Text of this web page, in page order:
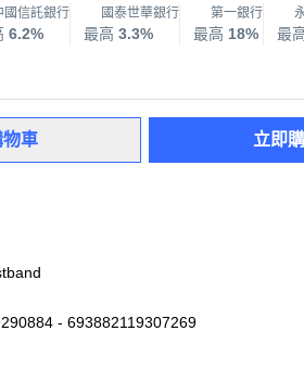
國信託銀行
6.2%
國泰世華銀行
最高 3.3%
第一銀行
最高 18% 最
車 立即
- 693882119307269